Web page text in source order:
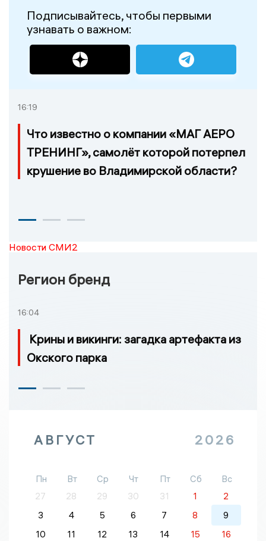
Подписывайтесь, чтобы первыми
узнавать о важном:
16:19
Что известно о компании «МАГ АЕРО
ТРЕНИНГ», самолёт которой потерпел
крушение во Владимирской области?
Новости СМИ2
Регион бренд
16:04
Крины и викинги: загадка артефакта из
Окского парка
АВГУСТ 2026
Пн Вт Ср Чт Пт Сб
Вс
27
28 29 30 31 1
2
3
4 5 6 7 8
9
10
11 12 13 14 15 16